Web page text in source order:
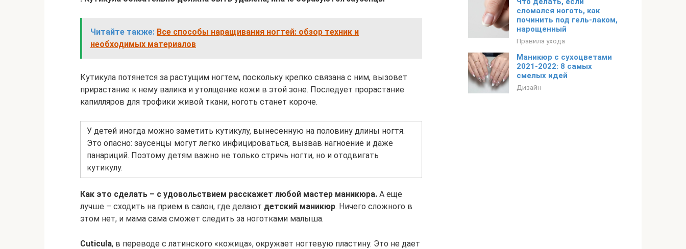
Читайте также: Все способы наращивания ногтей: обзор техник и
необходимых материалов
Кутикула потянется за растущим ногтем, поскольку крепко связана с ним, вызовет
прирастание к нему валика и утолщение кожи в этой зоне. Последует прорастание
капилляров для трофики живой ткани, ноготь станет короче.
У детей иногда можно заметить кутикулу, вынесенную на половину длины ногтя.
Это опасно: заусенцы могут легко инфицироваться, вызвав нагноение и даже
панариций. Поэтому детям важно не только стричь ногти, но и отодвигать
кутикулу.
Как это сделать – с удовольствием расскажет любой мастер маникюра. А еще
лучше – сходить на прием в салон, где делают детский маникюр. Ничего сложного в
этом нет, и мама сама сможет следить за ноготками малыша.
Сuticula, в переводе с латинского «кожица», окружает ногтевую пластину. Это не дает
сломался ноготь, как
починить под гель-лаком,
нарощенный
Правила ухода
Маникюр с сухоцветами
2021-2022: 8 самых
смелых идей
Дизайн